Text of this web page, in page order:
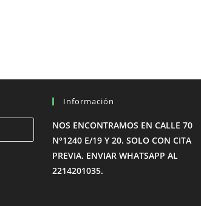
Pulsa
Escape
cerrar
Información
NOS ENCONTRAMOS EN CALLE 70
N°1240 E/19 Y 20. SOLO CON CITA
PREVIA. ENVIAR WHATSAPP AL
2214201035.